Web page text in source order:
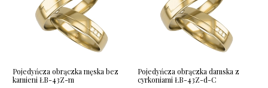
Pojedyńcza obrączka męska bez
kamieni ŁB-43Z-m
Pojedyńcza obrączka damska z
cyrkoniami ŁB-43Z-d-C